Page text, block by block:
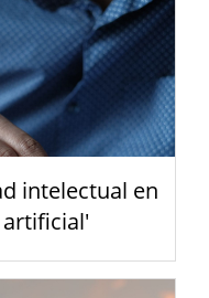
intelectual en